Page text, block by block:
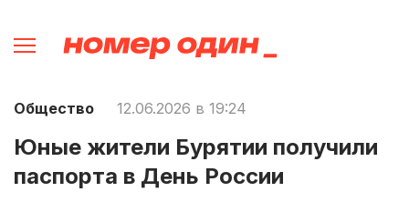
Общество 12.06.2026 в 19:24
Юные жители Бурятии получили
паспорта в День России